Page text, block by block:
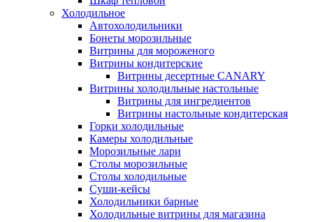
Холодильное
Автохолодильники
Бонеты морозильные
Витрины для мороженого
Витрины кондитерские
Витрины десертные CANARY
Витрины холодильные настольные
Витрины для ингредиентов
Витрины настольные кондитерская
Горки холодильные
Камеры холодильные
Морозильные лари
Столы морозильные
Столы холодильные
Суши-кейсы
Холодильники барные
Холодильные витрины для магазина